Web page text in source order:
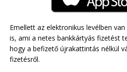
Emellett az elektronikus levélben
is, ami a netes bankkártyás fizetést
hogy a befizető újrakattintás nélkül
fizetésről.